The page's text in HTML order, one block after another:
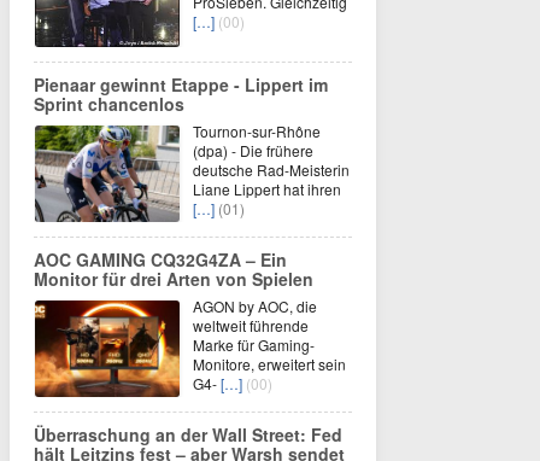
[…] (00)
Pienaar gewinnt Etappe - Lippert im
Sprint chancenlos
Tournon-sur-Rhône
(dpa) - Die frühere
deutsche Rad-Meisterin
Liane Lippert hat ihren
[…] (01)
AOC GAMING CQ32G4ZA – Ein
Monitor für drei Arten von Spielen
AGON by AOC, die
weltweit führende
Marke für Gaming-
Monitore, erweitert sein
G4-[…] (00)
Überraschung an der Wall Street: Fed
hält Leitzins fest – aber Warsh sendet